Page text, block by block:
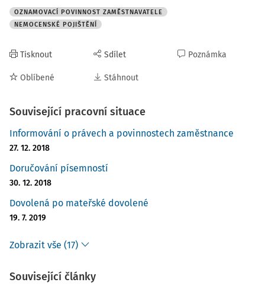
OZNAMOVACÍ POVINNOST ZAMĚSTNAVATELE
NEMOCENSKÉ POJIŠTĚNÍ
Tisknout
Oblíbené
Sdílet
Stáhnout
Poznámka
Související pracovní situace
Informování o právech a povinnostech zaměstnance
27. 12. 2018
Doručování písemností
30. 12. 2018
Dovolená po mateřské dovolené
19. 7. 2019
Zobrazit vše (17)
Související články